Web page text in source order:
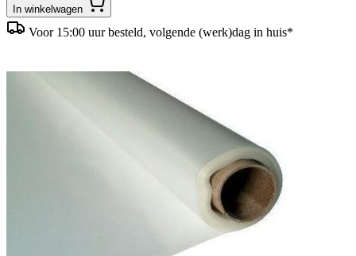
In winkelwagen
Voor 15:00 uur besteld, volgende (werk)dag in huis*